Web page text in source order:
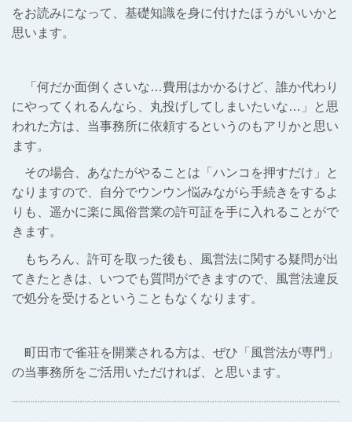
をお読みになって、基礎知識を身に付けたほうがいいかと
思います。
「何だか面倒くさいな…費用はかかるけど、誰か代わり
にやってくれるんなら、丸投げしてしまいたいな…」と思
われた方は、当事務所に依頼するというのもアリかと思い
ます。
その場合、あなたがやることは「ハンコを押すだけ」と
なりますので、自分でウンウン悩みながら手続きをするよ
りも、遥かに楽に風俗営業の許可証を手に入れることがで
きます。
もちろん、許可を取った後も、風営法に関する疑問が出
てきたときは、いつでも質問ができますので、風営法違反
で処分を受けるということもなくなります。
町田市で雀荘を開業される方は、ぜひ「風営法が専門」
の当事務所をご活用いただければ、と思います。